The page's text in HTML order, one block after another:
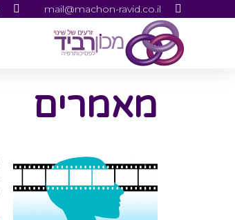
mail@machon-ravid.co.il
מאמרים